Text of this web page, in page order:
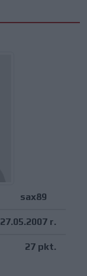
sax89
27.05.2007 r.
27 pkt.